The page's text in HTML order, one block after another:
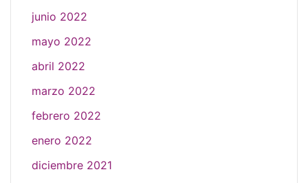
junio 2022
mayo 2022
abril 2022
marzo 2022
febrero 2022
enero 2022
diciembre 2021